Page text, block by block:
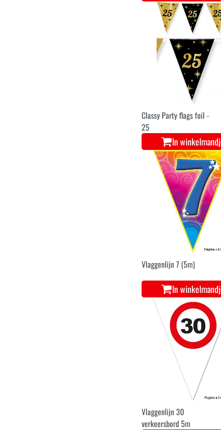
Classy Party flags foil -
25
In
Vlaggenlijn 7 (5m)
In
Vlaggenlijn 30
verkeersbord 5m